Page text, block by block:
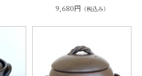
9,680円 （税込み）